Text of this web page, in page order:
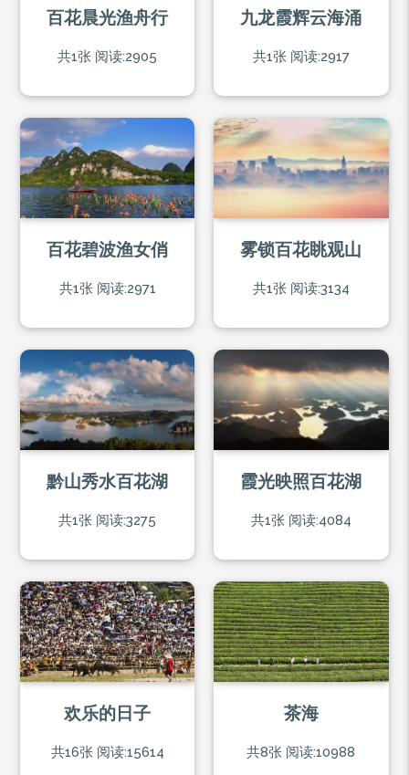
百花晨光渔舟行
共1张 阅读:2905
九龙霞辉云海涌
共1张 阅读:2917
百花碧波渔女俏
共1张 阅读:2971
雾锁百花眺观山
共1张 阅读:3134
黔山秀水百花湖
共1张 阅读:3275
霞光映照百花湖
共1张 阅读:4084
欢乐的日子
共16张 阅读:15614
茶海
共8张 阅读:10988